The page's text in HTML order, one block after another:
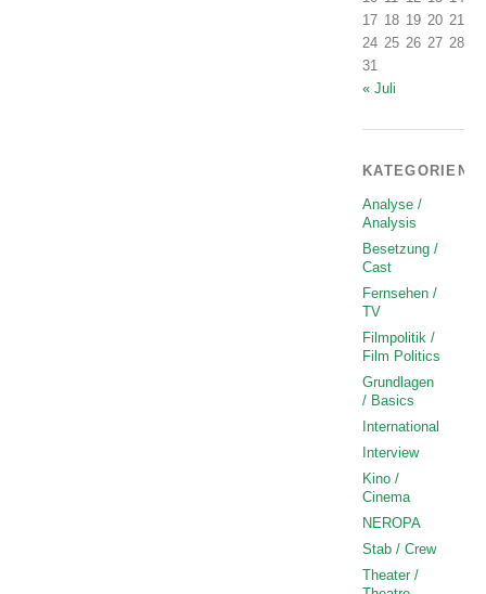
17 18 19 20 21
24 25 26 27 28
31
« Juli
KATEGORIEN
Analyse /
Analysis
Besetzung /
Cast
Fernsehen /
TV
Filmpolitik /
Film Politics
Grundlagen
/ Basics
International
Interview
Kino /
Cinema
NEROPA
Stab / Crew
Theater /